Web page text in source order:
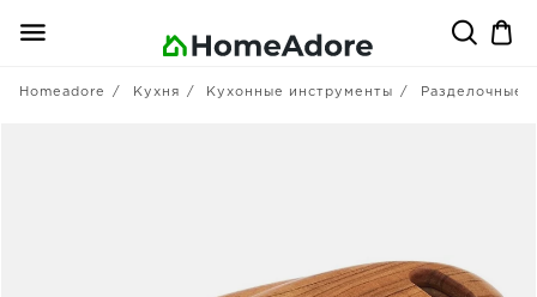
Homeadore Кухня Кухонные инструменты Разделочные